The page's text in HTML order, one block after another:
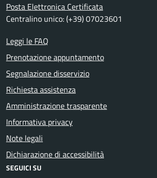
Posta Elettronica Certificata
Centralino unico: (+39) 07023601
Leggi le FAQ
Prenotazione appuntamento
Segnalazione disservizio
Richiesta assistenza
Amministrazione trasparente
Informativa privacy
Note legali
Dichiarazione di accessibilità
SEGUICI SU